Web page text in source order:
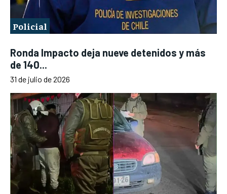
Policial
Ronda Impacto deja nueve detenidos y más
de 140...
31 de julio de 2026